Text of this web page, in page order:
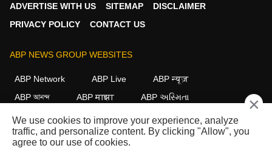
ADVERTISE WITH US
SITEMAP
DISCLAIMER
PRIVACY POLICY
CONTACT US
ABP NEWS GROUP WEBSITES
ABP Network ABP Live
ABP न्यूज़
ABP আনন্দ
ABP माझा
ABP અસ્મિતા
ABP Ganga
ABP ਸਾਂਝਾ ABP நாடு ABP దేశం
FOLLOW US
×
We use cookies to improve your experience, analyze
traffic, and personalize content. By clicking "Allow", you
agree to our use of cookies.